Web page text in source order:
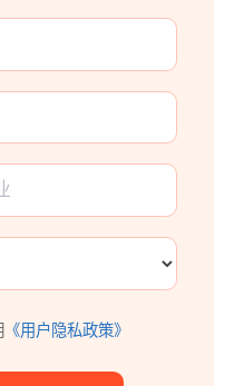
《用户隐私政策》